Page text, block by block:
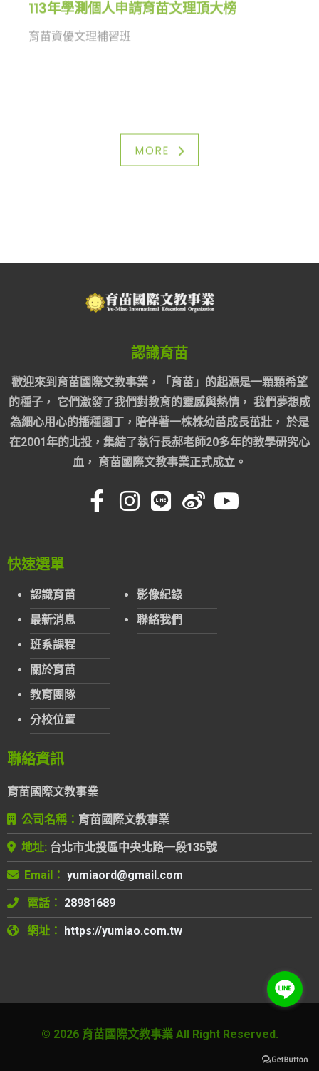
恭喜靖邦～繁星錄取～國立成功大學🎉🎊
育苗資優文理補習班
MORE
認識育苗
歡迎來到育苗國際文教事業，「育苗」的起源是一顆顆希望
的種子， 它們激發了我們對教育的靈感與熱情， 我們夢想成
為細心用心的播種園丁，陪伴著一株株幼苗成長茁壯， 於是
在2001年的北投，集結了執行長郝老師20多年的教學研究心
血， 育苗國際文教事業正式成立。
快速選單
認識育苗
最新消息
班系課程
關於育苗
教育團隊
分校位置
影像紀錄
聯絡我們
聯絡資訊
育苗國際文教事業
公司名稱： 育苗國際文教事業
地址: 台北市北投區中央北路一段135號
Email：
電話： 28981689
網址： https://yumiao.com.tw
© 2026 育苗國際文教事業 All Right Reserved.